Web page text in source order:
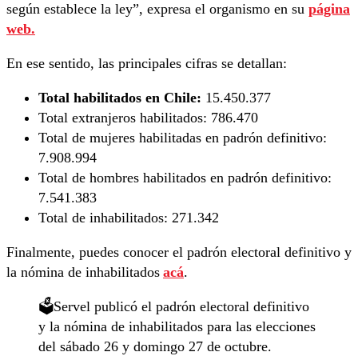
según establece la ley”, expresa el organismo en su página
web.
En ese sentido, las principales cifras se detallan:
Total habilitados en Chile: 15.450.377
Total extranjeros habilitados: 786.470
Total de mujeres habilitadas en padrón definitivo:
7.908.994
Total de hombres habilitados en padrón definitivo:
7.541.383
Total de inhabilitados: 271.342
Finalmente, puedes conocer el padrón electoral definitivo y
la nómina de inhabilitados acá.
🗳️Servel publicó el padrón electoral definitivo
y la nómina de inhabilitados para las elecciones
del sábado 26 y domingo 27 de octubre.